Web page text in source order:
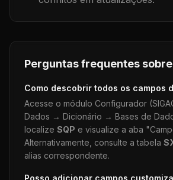
Perguntas frequentes
Como descobrir todos os campos
Acesse o módulo Configurador
Dados → Dicionário → Bases de
localize SQP e visualize a aba
Alternativamente, consulte a tabela
alias correspondente.
Posso adicionar campos